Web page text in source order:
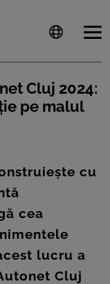
Cluj 2024:
pe malul
cu
cea
lucru a
Cluj